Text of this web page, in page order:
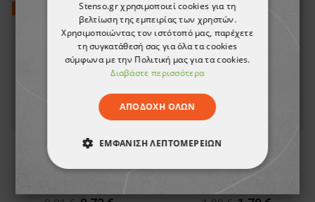
Υφασμάτινα γάντια
WHITE RUM LUX
-10%
Πλεκτά γάντια LEON
TOUCHSCREEN
Stenso.gr χρησιμοποιεί cookies για τη
βελτίωση της εμπειρίας των χρηστών.
Χρησιμοποιώντας τον ιστότοπό μας, παρέχετε
τη συγκατάθεσή σας για όλα τα cookies
σύμφωνα με την Πολιτική μας για τα cookies.
Διαβάστε περισσότερα
ΑΠΟΔΟΧΉ ΌΛΩΝ
ΕΜΦΆΝΙΣΗ ΛΕΠΤΟΜΕΡΕΙΏΝ
ΑΠΟΛΎΤΩΣ ΑΠΑΡΑΊΤΗΤΑ